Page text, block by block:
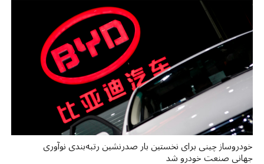
خودروساز چینی برای نخستین بار صدرنشین رتبه‌بندی نوآوری
جهانی صنعت خودرو شد